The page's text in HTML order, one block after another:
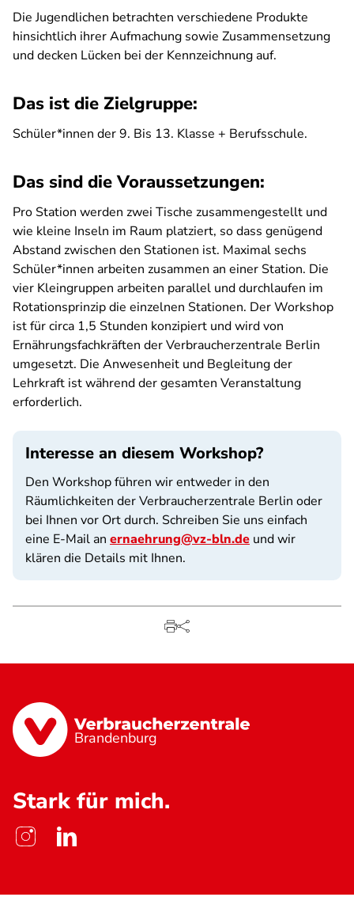
Die Jugendlichen betrachten verschiedene Produkte
hinsichtlich ihrer Aufmachung sowie Zusammensetzung
und decken Lücken bei der Kennzeichnung auf.
Das ist die Zielgruppe:
Schüler*innen der 9. Bis 13. Klasse + Berufsschule.
Das sind die Voraussetzungen:
Pro Station werden zwei Tische zusammengestellt und
wie kleine Inseln im Raum platziert, so dass genügend
Abstand zwischen den Stationen ist. Maximal sechs
Schüler*innen arbeiten zusammen an einer Station. Die
vier Kleingruppen arbeiten parallel und durchlaufen im
Rotationsprinzip die einzelnen Stationen. Der Workshop
ist für circa 1,5 Stunden konzipiert und wird von
Ernährungsfachkräften der Verbraucherzentrale Berlin
umgesetzt. Die Anwesenheit und Begleitung der
Lehrkraft ist während der gesamten Veranstaltung
erforderlich.
Interesse an diesem Workshop?
Den Workshop führen wir entweder in den
Räumlichkeiten der Verbraucherzentrale Berlin oder
bei Ihnen vor Ort durch. Schreiben Sie uns einfach
eine E-Mail an ernaehrung@vz-bln.de und wir
klären die Details mit Ihnen.
Brandenburg
Stark für mich.